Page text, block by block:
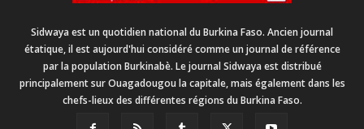
Sidwaya est un quotidien national du Burkina Faso. Ancien journal
étatique, il est aujourd'hui considéré comme un journal de référence
par la population Burkinabè. Le journal Sidwaya est distribué
principalement sur Ouagadougou la capitale, mais également dans les
chefs-lieux des différentes régions du Burkina Faso.